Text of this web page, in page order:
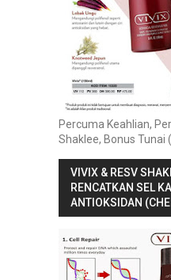
Percuma Keahlian,
Shaklee, Bonus Tunai
VIVIX & RESV
RENCATKAN SEL
ANTIOKSIDAN